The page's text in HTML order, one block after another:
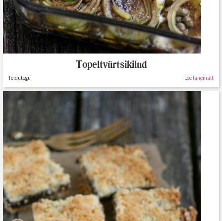
Topeltvürtsikilud
Toidutegu Loe lähemalt